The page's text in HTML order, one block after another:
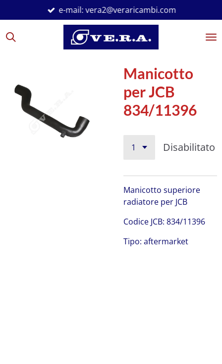
al
contenuto
e-mail: vera2@veraricambi.com
Manicotto
per JCB
834/11396
Disabilitato
Manicotto superiore
radiatore per JCB
Codice JCB: 834/11396
Tipo: aftermarket